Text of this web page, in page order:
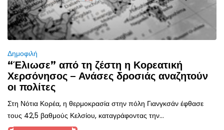
Δημοφιλή
“Έλιωσε” από τη ζέστη η Κορεατική
Χερσόνησος – Ανάσες δροσιάς αναζητούν
οι πολίτες
Στη Νότια Κορέα, η θερμοκρασία στην πόλη Γιανγκσάν έφθασε
τους 42,5 βαθμούς Κελσίου, καταγράφοντας την...